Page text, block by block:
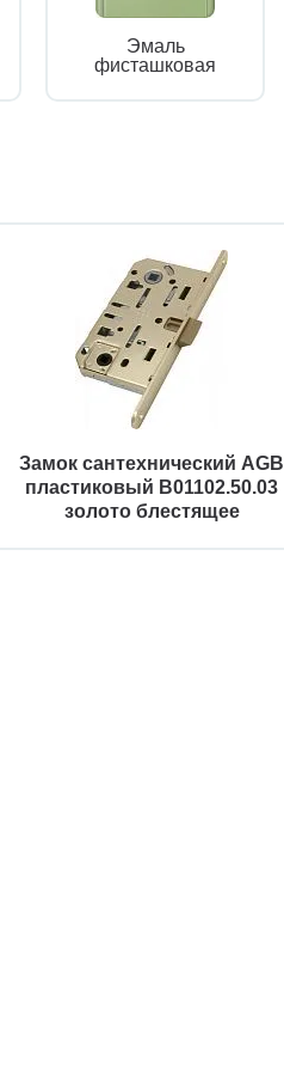
Эмаль
фисташковая
Замок сантехнический AGB
пластиковый B01102.50.03
золото блестящее